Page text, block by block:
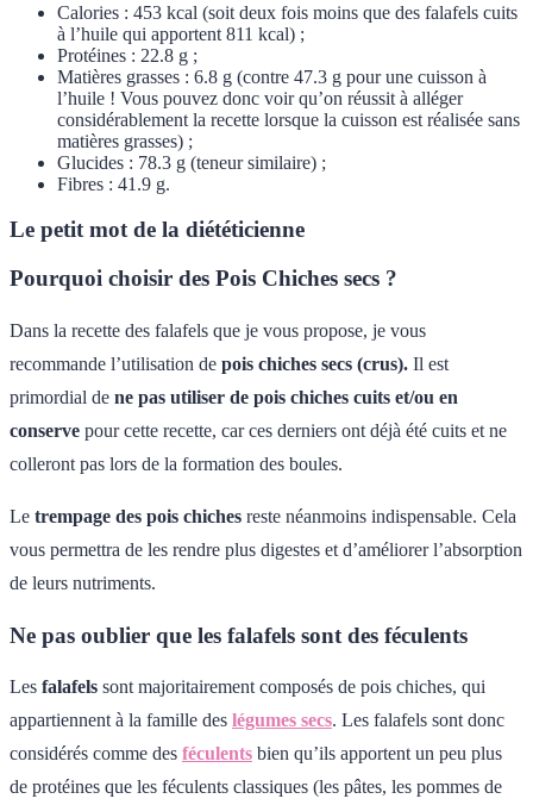
Calories : 453 kcal (soit deux fois moins que des falafels cuits
à l’huile qui apportent 811 kcal) ;
Protéines : 22.8 g ;
Matières grasses : 6.8 g (contre 47.3 g pour une cuisson à
l’huile ! Vous pouvez donc voir qu’on réussit à alléger
considérablement la recette lorsque la cuisson est réalisée sans
matières grasses) ;
Glucides : 78.3 g (teneur similaire) ;
Fibres : 41.9 g.
Le petit mot de la diététicienne
Pourquoi choisir des Pois Chiches secs ?
Dans la recette des falafels que je vous propose, je vous
recommande l’utilisation de pois chiches secs (crus). Il est
primordial de ne pas utiliser de pois chiches cuits et/ou en
conserve pour cette recette, car ces derniers ont déjà été cuits et ne
colleront pas lors de la formation des boules.
Le trempage des pois chiches reste néanmoins indispensable. Cela
vous permettra de les rendre plus digestes et d’améliorer l’absorption
de leurs nutriments.
Ne pas oublier que les falafels sont des féculents
Les falafels sont majoritairement composés de pois chiches, qui
appartiennent à la famille des légumes secs. Les falafels sont donc
considérés comme des féculents bien qu’ils apportent un peu plus
de protéines que les féculents classiques (les pâtes, les pommes de